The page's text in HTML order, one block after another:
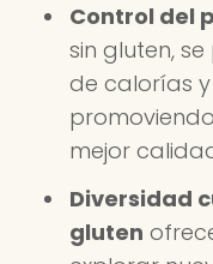
Control del
sin gluten,
de calorías
mejor
Diversidad
gluten